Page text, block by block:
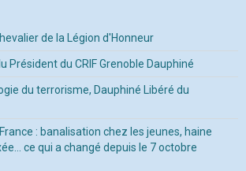
de la Légion d'Honneur
Président du CRIF Grenoble Dauphiné
du terrorisme, Dauphiné Libéré du
: banalisation chez les jeunes, haine
ce qui a changé depuis le 7 octobre